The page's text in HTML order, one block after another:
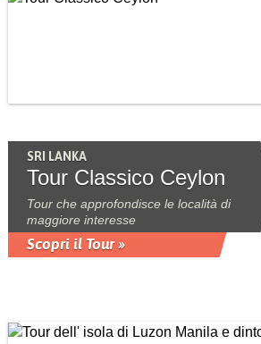
SRI LANKA
Tour Classico Ceylon
Tour che approfondisce le località di
maggiore interesse
Scopri il Tour »